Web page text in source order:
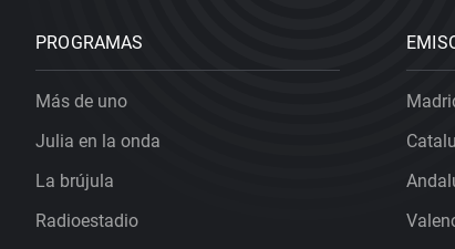
PROGRAMAS
Más de uno
Julia en la onda
La brújula
Radioestadio